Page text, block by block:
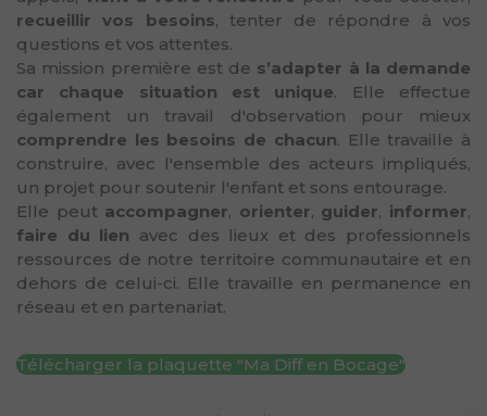
recueillir vos besoins, tenter de répondre à vos
questions et vos attentes.
Sa mission première est de s’adapter à la demande
car chaque situation est unique. Elle effectue
également un travail d'observation pour mieux
comprendre les besoins de chacun. Elle travaille à
construire, avec l'ensemble des acteurs impliqués,
un projet pour soutenir l'enfant et sons entourage.
Elle peut accompagner, orienter, guider, informer,
faire du lien avec des lieux et des professionnels
ressources de notre territoire communautaire et en
dehors de celui-ci. Elle travaille en permanence en
réseau et en partenariat.
Télécharger la plaquette "Ma Diff en Bocage"